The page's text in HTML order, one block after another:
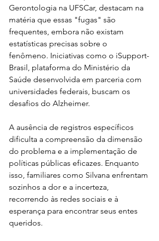
Gerontologia na UFSCar, destacam na
matéria que essas "fugas" são
frequentes, embora não existam
estatísticas precisas sobre o
fenômeno. Iniciativas como o iSupport-
Brasil, plataforma do Ministério da
Saúde desenvolvida em parceria com
universidades federais, buscam os
desafios do Alzheimer.​
A ausência de registros específicos
dificulta a compreensão da dimensão
do problema e a implementação de
políticas públicas eficazes. Enquanto
isso, familiares como Silvana enfrentam
sozinhos a dor e a incerteza,
recorrendo às redes sociais e à
esperança para encontrar seus entes
queridos.​